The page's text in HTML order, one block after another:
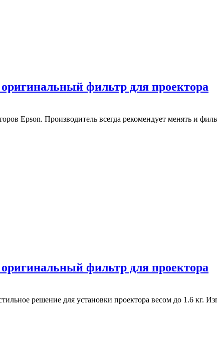
фильтр для проектора
Epson. Производитель всегда рекомендует менять и
фильтр для проектора
решение для установки проектора весом до 1.6 кг.